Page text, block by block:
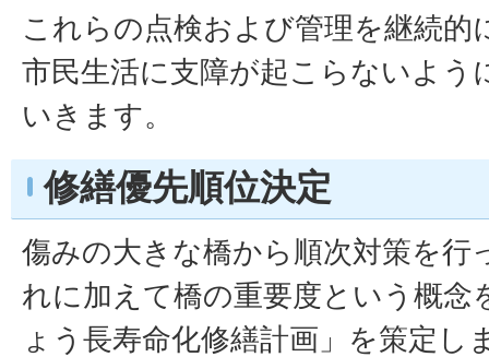
これらの点検および管理を継続的
市民生活に支障が起こらないよう
いきます。
修繕優先順位決定
傷みの大きな橋から順次対策を行
れに加えて橋の重要度という概念
ょう長寿命化修繕計画」を策定し